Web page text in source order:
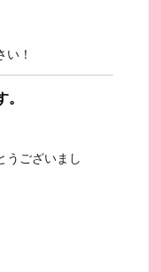
！
うございまし